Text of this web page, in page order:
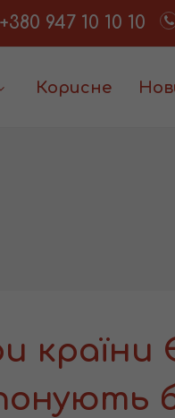
+380 947 10 10 10
Корисне
країни